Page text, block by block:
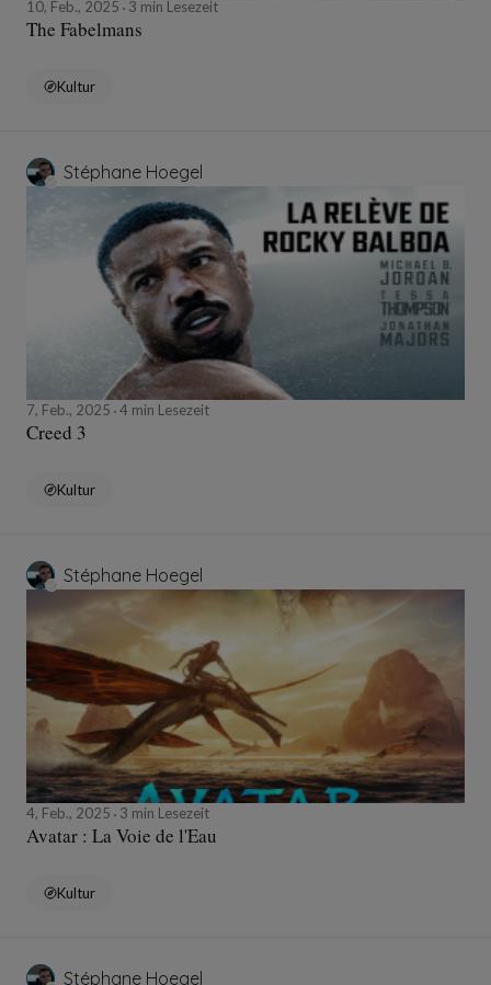
10, Feb., 2025 3 min Lesezeit
The Fabelmans
Kultur
Stéphane Hoegel
7, Feb., 2025 4 min Lesezeit
Creed 3
Kultur
Stéphane Hoegel
4, Feb., 2025 3 min Lesezeit
Avatar : La Voie de l'Eau
Kultur
Stéphane Hoegel